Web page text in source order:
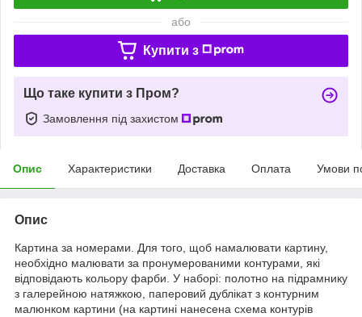
або
Купити з
Що таке купити з Пром?
Замовлення під захистом
Опис Характеристики Доставка Оплата Умови
Опис
Картина за номерами. Для того, щоб намалювати картину,
необхідно малювати за пронумерованими контурами, які
відповідають кольору фарби. У наборі: полотно на підрамнику
з галерейною натяжкою, паперовий дублікат з контурним
малюнком картини (на картині нанесена схема контурів